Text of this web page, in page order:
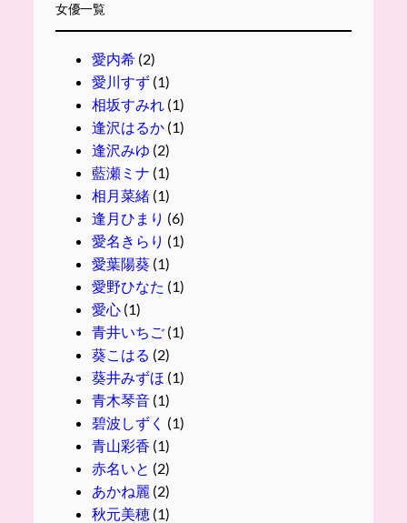
女優一覧
愛内希(2)
愛川すず(1)
相坂すみれ (1)
逢沢はるか(1)
逢沢みゆ (2)
藍瀬ミナ (1)
相月菜緒(1)
逢月ひまり (6)
愛名きらり (1)
愛葉陽葵(1)
愛野ひなた (1)
愛心(1)
青井いちご(1)
葵こはる (2)
葵井みずほ (1)
青木琴音(1)
碧波しずく (1)
青山彩香 (1)
赤名いと (2)
あかね麗 (2)
秋元美穂(1)